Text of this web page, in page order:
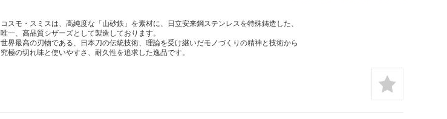
コスモ・スミスは、高純度な「山砂鉄」を素材に、日立安来鋼ステンレスを特殊鋳造した、
唯一、高品質シザーズとして製造しております。
世界最高の刃物である、日本刀の伝統技術、理論を受け継いだモノづくりの精神と技術から
究極の切れ味と使いやすさ、耐久性を追求した逸品です。